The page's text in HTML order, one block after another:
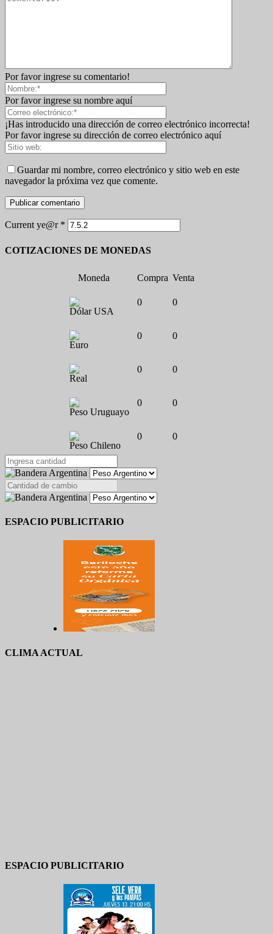
Por favor ingrese su comentario!
Por favor ingrese su nombre aquí
¡Has introducido una dirección de correo electrónico incorrecta!
Por favor ingrese su dirección de correo electrónico aquí
Guardar mi nombre, correo electrónico y sitio web en este
navegador la próxima vez que comente.
Current ye@r *
COTIZACIONES DE MONEDAS
Moneda Compra Venta
Dólar USA
0 0
Euro
0 0
Real
0 0
Peso Uruguayo
0 0
Peso Chileno
0 0
ESPACIO PUBLICITARIO
CLIMA ACTUAL
ESPACIO PUBLICITARIO